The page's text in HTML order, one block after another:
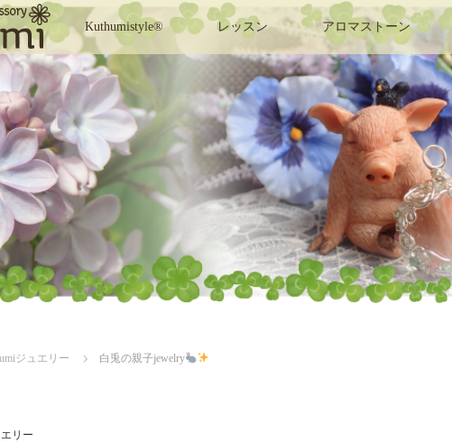
Kuthumistyle® レッスン アロマストーン
ジュエリー 白兎の親子jewelry
リー